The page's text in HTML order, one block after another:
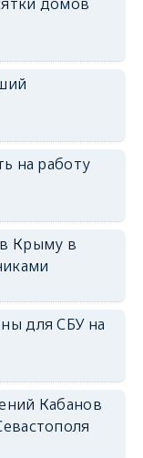
erid: 2SDnjdvhGXG
на работу
Крыму в
для СБУ на
Кабанов